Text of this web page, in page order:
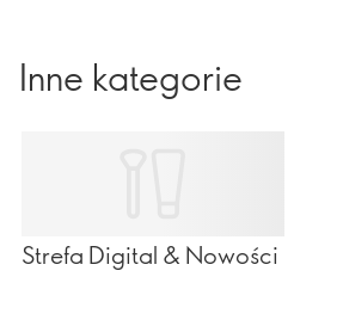
Inne kategorie
Strefa Digital & Nowości